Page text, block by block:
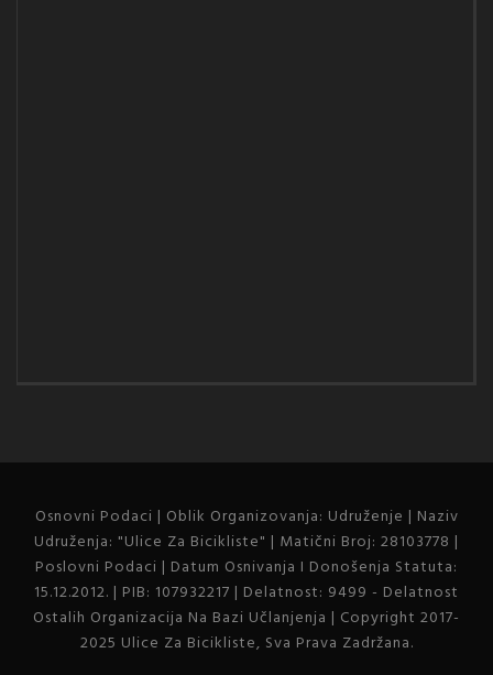
Osnovni Podaci | Oblik Organizovanja: Udruženje | Naziv
Udruženja: "Ulice Za Bicikliste" | Matični Broj: 28103778 |
Poslovni Podaci | Datum Osnivanja I Donošenja Statuta:
15.12.2012. | PIB: 107932217 | Delatnost: 9499 - Delatnost
Ostalih Organizacija Na Bazi Učlanjenja | Copyright 2017-
2025 Ulice Za Bicikliste, Sva Prava Zadržana.